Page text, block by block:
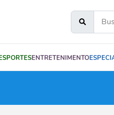
ENTRETENIMENTO